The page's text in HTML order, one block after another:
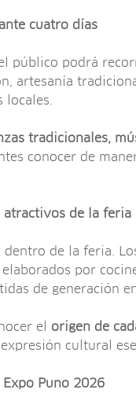
cuatro días
el público podrá
artesanía
tradicionales,
conocer de
atractivos de la feria
de la feria.
, elaborados por
de generación
el origen de
cultural
Puno 2026